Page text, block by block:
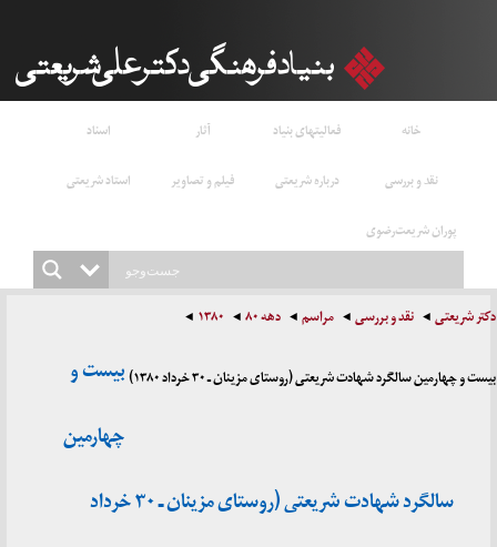
خانه فعالیتهای بنیاد آثار
اسناد
نقد و بررسی
درباره شریعتی فیلم و تصاویر
استاد شریعتی
پوران شریعت‌رضوی
دکتر شریعتی نقد و بررسی مراسم دهه ۸۰ ۱۳۸۰
بیست و چهارمین سالگرد شهادت شریعتی (روستای مزینان ـ ۳۰ خرداد ۱۳۸۰)
بیست و
چهارمین
سالگرد شهادت شریعتی (روستای مزینان ـ ۳۰ خرداد